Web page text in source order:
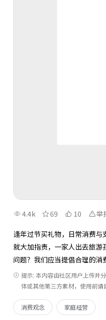
4.4k 69 10 举
逢年过节买礼物，日常消费
就大加指责，一家人出去旅游
问题？我们应当提倡合理的消
提示: 本内容由社区用户上传并
体或其他第三方素材，使用前请
消费观念 家庭经营